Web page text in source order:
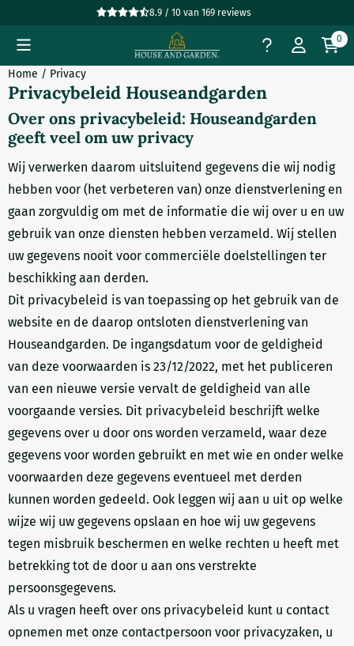
Cookievoorkeuren zijn beschikbaar. Kies instellingen of sta
8.9 / 10 van169 reviews
0
Home / Privacy
Privacybeleid Houseandgarden
Over ons privacybeleid: Houseandgarden
geeft veel om uw privacy
Wij verwerken daarom uitsluitend gegevens die wij nodig
hebben voor (het verbeteren van) onze dienstverlening en
gaan zorgvuldig om met de informatie die wij over u en uw
gebruik van onze diensten hebben verzameld. Wij stellen
uw gegevens nooit voor commerciële doelstellingen ter
beschikking aan derden.
Dit privacybeleid is van toepassing op het gebruik van de
website en de daarop ontsloten dienstverlening van
Houseandgarden. De ingangsdatum voor de geldigheid
van deze voorwaarden is 23/12/2022, met het publiceren
van een nieuwe versie vervalt de geldigheid van alle
voorgaande versies. Dit privacybeleid beschrijft welke
gegevens over u door ons worden verzameld, waar deze
gegevens voor worden gebruikt en met wie en onder welke
voorwaarden deze gegevens eventueel met derden
kunnen worden gedeeld. Ook leggen wij aan u uit op welke
wijze wij uw gegevens opslaan en hoe wij uw gegevens
tegen misbruik beschermen en welke rechten u heeft met
betrekking tot de door u aan ons verstrekte
persoonsgegevens.
Als u vragen heeft over ons privacybeleid kunt u contact
opnemen met onze contactpersoon voor privacyzaken, u